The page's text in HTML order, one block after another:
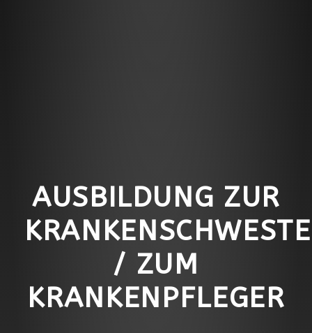
AUSBILDUNG ZUR
/ ZUM
KRANKENPFLEGER